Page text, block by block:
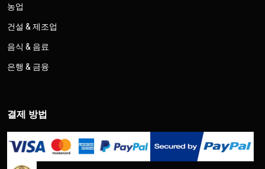
농업
건설 & 제조업
음식 & 음료
은행 & 금융
결제 방법